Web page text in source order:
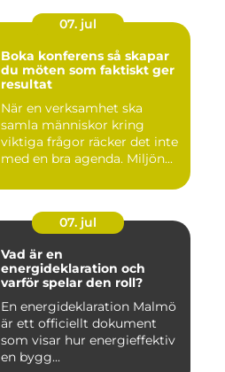
07. jul
Boka konferens så skapar
du möten som faktiskt ger
resultat
När en verksamhet ska
samla människor kring
viktiga frågor räcker det inte
med en bra agenda. Miljön...
07. jul
Vad är en
energideklaration och
varför spelar den roll?
En energideklaration Malmö
är ett officiellt dokument
som visar hur energieffektiv
en bygg...